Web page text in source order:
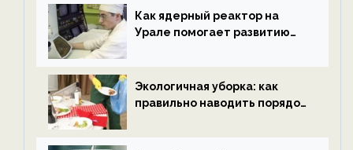
ECOportal
Как ядерный реактор на
Урале помогает развитию
ECOportal
Экологичная уборка: как
правильно наводить порядок